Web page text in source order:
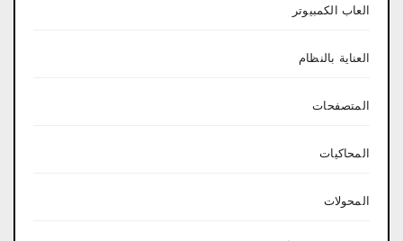
العاب الكمبيوتر
العناية بالنظام
المتصفحات
المحاكيات
المحولات